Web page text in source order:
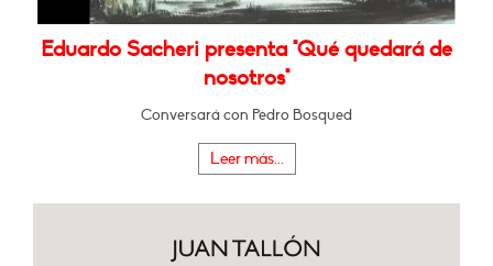
Eduardo Sacheri presenta "Qué quedará de
nosotros"
Conversará con Pedro Bosqued
Leer más...